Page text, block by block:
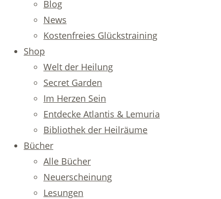
Blog
News
Kostenfreies Glückstraining
Shop
Welt der Heilung
Secret Garden
Im Herzen Sein
Entdecke Atlantis & Lemuria
Bibliothek der Heilräume
Bücher
Alle Bücher
Neuerscheinung
Lesungen